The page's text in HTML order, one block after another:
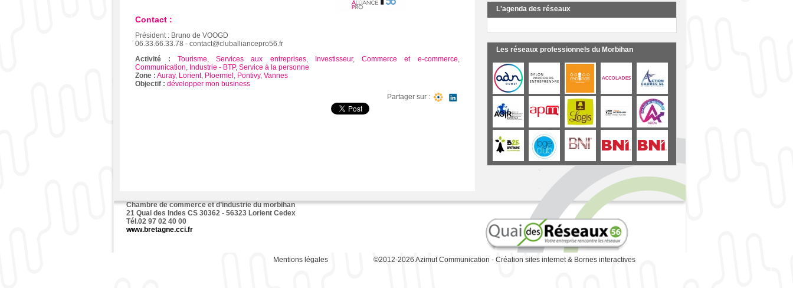
L'agenda des réseaux
Les réseaux professionnels du Morbihan
Contact :
Président : Bruno de VOOGD
06.33.66.33.78 - contact@cluballiancepro56.fr
Activité :
Tourisme,Services aux entreprises, Investisseur,Commerce et e-commerce,
Communication, Industrie - BTP, Service à la personne
Zone : Auray, Lorient, Ploermel , Pontivy, Vannes
Objectif : développer mon business
Partager sur :
Chambre de commerce et d’industrie du morbihan
21 Quai des Indes CS 30362 - 56323 Lorient Cedex
Tél.02 97 02 40 00
www.bretagne.cci.fr
Mentions légales ©2012-2026 Azimut Communication - Création sites internet& Bornes interactives